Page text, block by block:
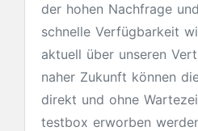
der hohen Nachfrage
schnelle Verfügbarkeit
aktuell über unseren
naher Zukunft können
direkt und ohne
testbox erworben